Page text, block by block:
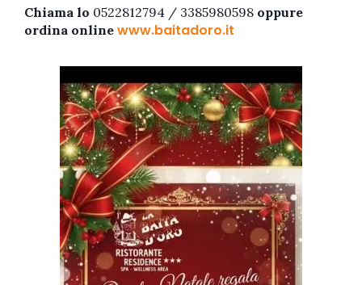
Chiama lo 0522812794 / 3385980598 oppure
ordina online www.baitadoro.it